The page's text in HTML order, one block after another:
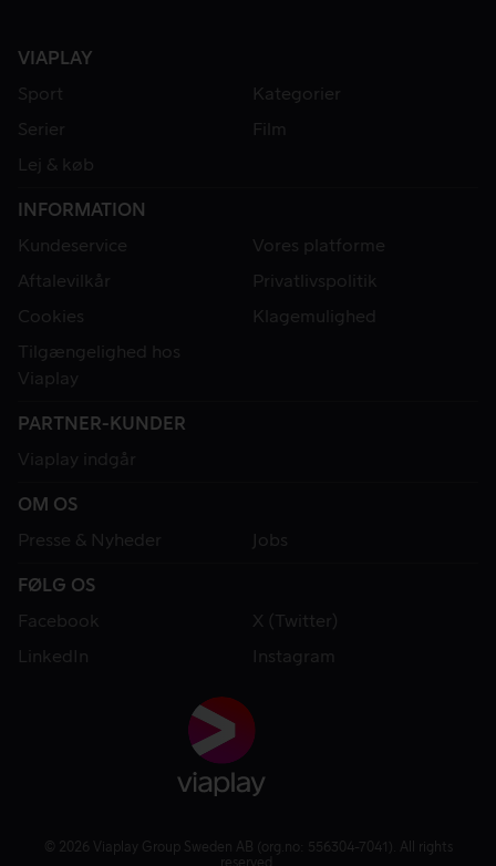
VIAPLAY
Sport
Kategorier
Serier
Film
Lej & køb
INFORMATION
Kundeservice
Vores platforme
Aftalevilkår
Privatlivspolitik
Cookies
Klagemulighed
Tilgængelighed hos
Viaplay
PARTNER-KUNDER
Viaplay indgår
OM OS
Presse & Nyheder
Jobs
FØLG OS
Facebook
X (Twitter)
LinkedIn
Instagram
© 2026 Viaplay Group Sweden AB (org.no: 556304-7041). All rights
reserved.